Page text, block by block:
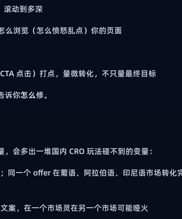
滚动到多深
么浏览（怎么愤怒乱点）你的页面
点击）打点，量微转化，不只量最终目标
诉你怎么修。
会多出一堆国内 CRO 玩法碰不到的变量：
同一个 offer 在葡语、阿拉伯语、印尼语市场转化
案，在一个市场灵在另一个市场可能哑火